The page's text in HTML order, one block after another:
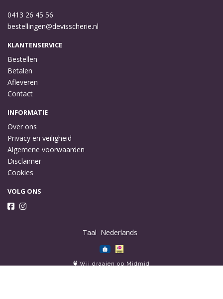
0413 26 45 56
bestellingen@devisscherie.nl
KLANTENSERVICE
Bestellen
Betalen
Afleveren
Contact
INFORMATIE
Over ons
Privacy en veiligheid
Algemene voorwaarden
Disclaimer
Cookies
VOLG ONS
Taal
Wij draaien op Midmid